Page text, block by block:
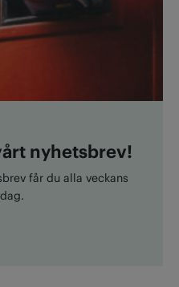
nyhetsbrev!
får du alla veckans